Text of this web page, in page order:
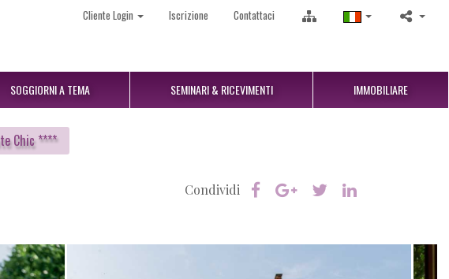
Cliente Login Iscrizione Contattaci
SOGGIORNI A TEMA SEMINARI & RICEVIMENTI IMMOBILIARE
Chic ****
Condividi